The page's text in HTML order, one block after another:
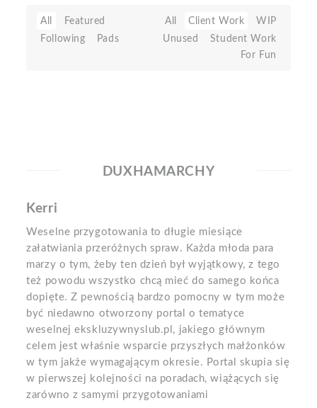
All
Featured
Following
Pads
All Client Work
WIP
Unused
Student Work
For Fun
DUXHAMARCHY
Kerri
Weselne przygotowania to długie miesiące
załatwiania przeróżnych spraw. Każda młoda para
marzy o tym, żeby ten dzień był wyjątkowy, z tego
też powodu wszystko chcą mieć do samego końca
dopięte. Z pewnością bardzo pomocny w tym może
być niedawno otworzony portal o tematyce
weselnej ekskluzywnyslub.pl, jakiego głównym
celem jest właśnie wsparcie przyszłych małżonków
w tym jakże wymagającym okresie. Portal skupia się
w pierwszej kolejności na poradach, wiążących się
zarówno z samymi przygotowaniami